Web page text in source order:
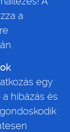
a
egy
hibázás és